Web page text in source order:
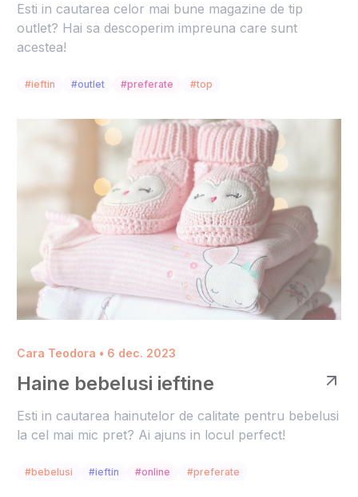
Esti in cautarea celor mai bune magazine de tip
outlet? Hai sa descoperim impreuna care sunt
acestea!
#ieftin #outlet #preferate #top
Cara Teodora • 6 dec. 2023
Haine bebelusi ieftine
Esti in cautarea hainutelor de calitate pentru bebelusi
la cel mai mic pret? Ai ajuns in locul perfect!
#bebelusi #ieftin #online #preferate